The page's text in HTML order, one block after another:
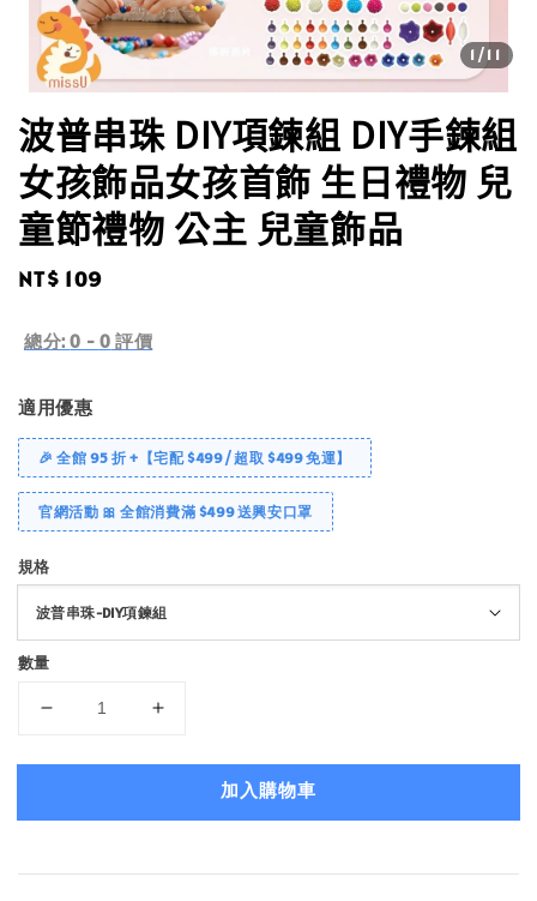
1 /11
波普串珠 DIY項鍊組 DIY手鍊組
女孩飾品女孩首飾 生日禮物 兒
童節禮物 公主 兒童飾品
Regular
NT$ 109
總分:0 - 0 評價
適用優惠
🎉 全館 95 折 +【宅配 $499 / 超取 $499 免運】
官網活動 🎀 全館消費滿 $499 送興安口罩
規格
數量
加入購物車